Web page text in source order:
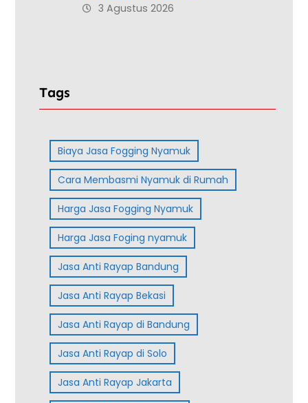
3 Agustus 2026
Tags
Biaya Jasa Fogging Nyamuk
Cara Membasmi Nyamuk di Rumah
Harga Jasa Fogging Nyamuk
Harga Jasa Foging nyamuk
Jasa Anti Rayap Bandung
Jasa Anti Rayap Bekasi
Jasa Anti Rayap di Bandung
Jasa Anti Rayap di Solo
Jasa Anti Rayap Jakarta